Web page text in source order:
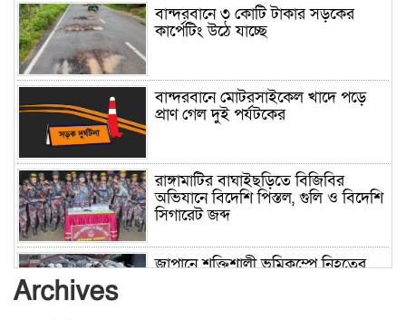
বান্দরবানে ৩ কোটি টাকার সড়কের
কার্পেটিং উঠে যাচ্ছে
বান্দরবানে মোটরসাইকেল খাদে পড়ে
প্রাণ গেল দুই পর্যটকের
রাঙ্গামাটির বাঘাইছড়িতে বিজিবির
অভিযানে বিদেশি পিস্তল, গুলি ও বিদেশি
সিগারেট জব্দ
জাপানে শক্তিশালী ভূমিকম্পে নিহতের
Archives